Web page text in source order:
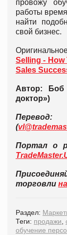
провожу
работы
найти
свой бизнес.
Selling - How
Sales
Автор: Боб
доктор»)
(
Портал о
торговли
Раздел:
Теги: продажи,
обучение